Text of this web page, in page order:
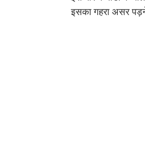
इसका गहरा असर